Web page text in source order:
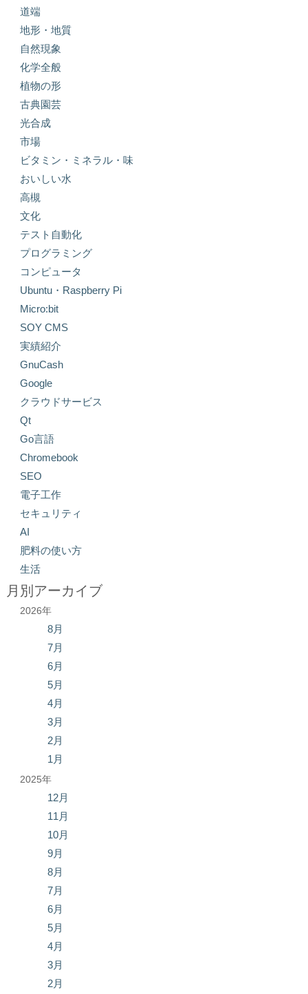
道端
地形・地質
自然現象
化学全般
植物の形
古典園芸
光合成
市場
ビタミン・ミネラル・味
おいしい水
高槻
文化
テスト自動化
プログラミング
コンピュータ
Ubuntu・Raspberry Pi
Micro:bit
SOY CMS
実績紹介
GnuCash
Google
クラウドサービス
Qt
Go言語
Chromebook
SEO
電子工作
セキュリティ
AI
肥料の使い方
生活
月別アーカイブ
2026年
8月
7月
6月
5月
4月
3月
2月
1月
2025年
12月
11月
10月
9月
8月
7月
6月
5月
4月
3月
2月